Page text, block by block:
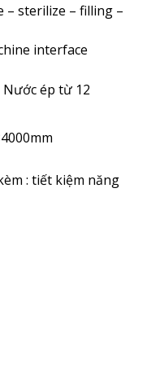
sterilize – filling –
interface
ép từ 12
: tiết kiệm năng